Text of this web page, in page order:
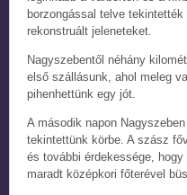
borzongással telve
rekonstruált jeleneteket.
Nagyszebentől néhány
első szállásunk, ahol meleg
pihenhettünk egy jót.
A második napon
tekintettünk körbe. A szász
és további érdekessége,
maradt középkori főterével